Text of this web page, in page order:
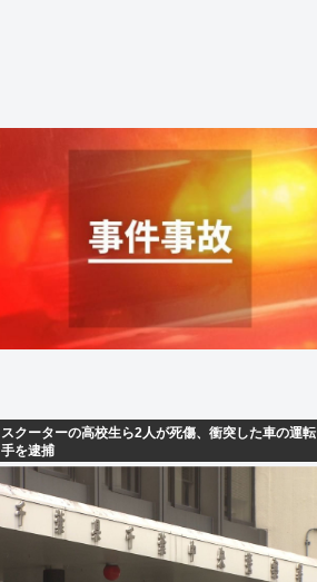
スクーターの高校生ら2人が死傷、衝突した車の運転
手を逮捕